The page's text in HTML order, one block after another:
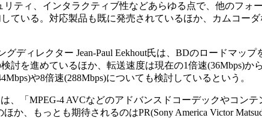
ティ、インタラクティブ性などあらゆる点で、他のフォ
ている。対応製品も既に発売されているほか、カムコー
ディレクター Jean-Paul Eekhout氏は、BDのロードマップ
討を進めているほか、転送速度は現在の1倍速(36Mbps)か
や8倍速(288Mbps)についても検討しているという。
、「MPEG-4 AVCなどのアドバンスドコーデックやコンテ
か、もっとも期待されるのはPR(Sony America Victor